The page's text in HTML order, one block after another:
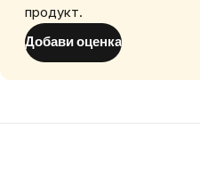
продукт.
Добави оценка